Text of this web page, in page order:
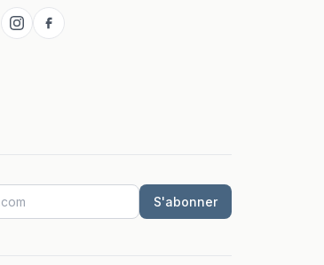
S'abonner